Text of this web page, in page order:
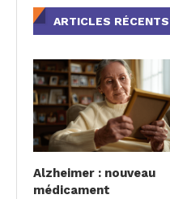
ARTICLES RÉCENTS
Alzheimer : nouveau
médicament